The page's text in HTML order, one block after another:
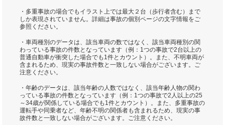
・多重事故の場合でもイラスト上では最大２台（歩行者含む）まで
しか表現されていません。詳細は事故の個別ページの文字情報をご
参照ください。
・車両種別のデータは、該当車両の数ではなく、該当車両種別の関
わっている事故の件数となっています（例：1つの事故で2台以上の
普通自動車が衝突した場合でも1件とカウント）。また、不明車両が
含まれるため、現実の事故件数と一致しない場合がございます。ご
注意ください。
・年齢のデータは、該当年齢の人数ではなく、該当年齢人物の関わ
っている事故の件数となっています（例：1つの事故で2人以上の25
～34歳が関係している場合でも1件とカウント）。また、多重事故の
運転手や同乗者など、年齢不明の関係者も含まれるため、現実の事
故件数と一致しない場合がございます。ご注意ください。